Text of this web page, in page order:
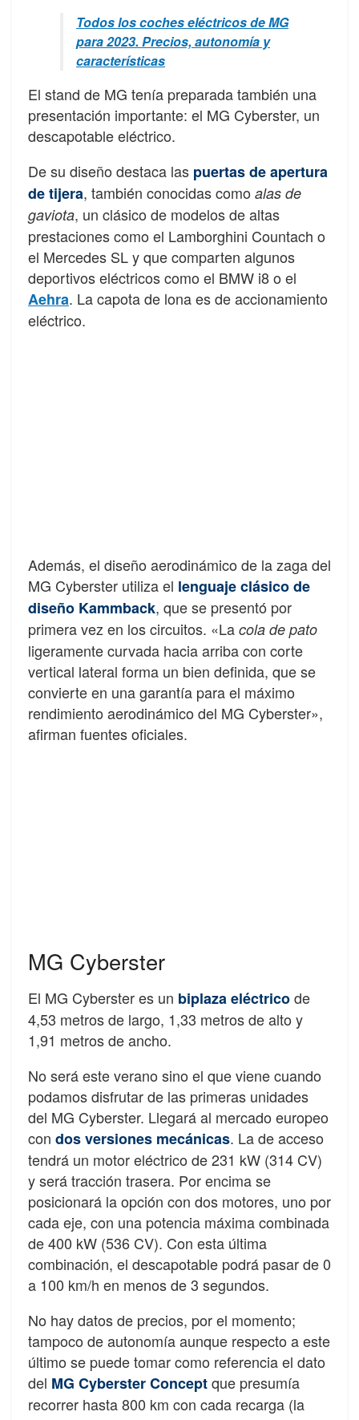
Todos los coches eléctricos de MG
para 2023. Precios, autonomía y
características
El stand de MG tenía preparada también una
presentación importante: el MG Cyberster, un
descapotable eléctrico.
De su diseño destaca las puertas de apertura
de tijera, también conocidas como alas de
gaviota, un clásico de modelos de altas
prestaciones como el Lamborghini Countach o
el Mercedes SL y que comparten algunos
deportivos eléctricos como el BMW i8 o el
Aehra. La capota de lona es de accionamiento
eléctrico.
Además, el diseño aerodinámico de la zaga del
MG Cyberster utiliza el lenguaje clásico de
diseño Kammback, que se presentó por
primera vez en los circuitos. «La cola de pato
ligeramente curvada hacia arriba con corte
vertical lateral forma un bien definida, que se
convierte en una garantía para el máximo
rendimiento aerodinámico del MG Cyberster»,
afirman fuentes oficiales.
MG Cyberster
El MG Cyberster es un biplaza eléctricode
4,53 metros de largo, 1,33 metros de alto y
1,91 metros de ancho.
No será este verano sino el que viene cuando
podamos disfrutar de las primeras unidades
del MG Cyberster. Llegará al mercado europeo
con dos versiones mecánicas. La de acceso
tendrá un motor eléctrico de 231 kW (314 CV)
y será tracción trasera. Por encima se
posicionará la opción con dos motores, uno por
cada eje, con una potencia máxima combinada
de 400 kW (536 CV). Con esta última
combinación, el descapotable podrá pasar de 0
a 100 km/h en menos de 3 segundos.
No hay datos de precios, por el momento;
tampoco de autonomía aunque respecto a este
último se puede tomar como referencia el dato
del MG Cyberster Conceptque presumía
recorrer hasta 800 km con cada recarga (la